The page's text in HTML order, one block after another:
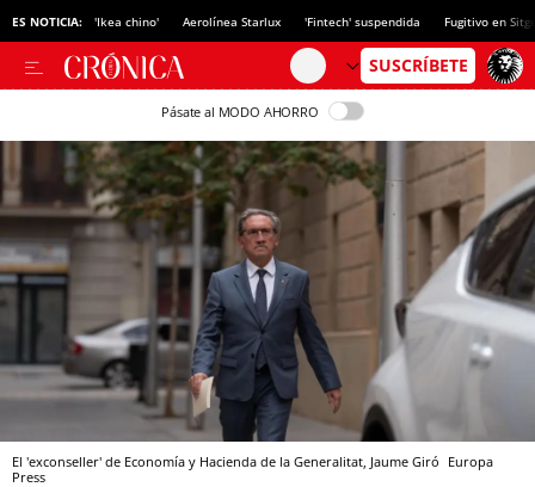
ES NOTICIA: 'Ikea chino' Aerolínea Starlux 'Fintech' suspendida Fugitivo en
Pásate al MODO AHORRO
El 'exconseller' de Economía y Hacienda de la Generalitat, Jaume Giró Europa
Press